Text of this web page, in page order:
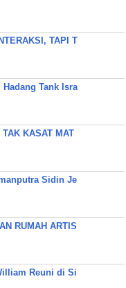
TAPI T
Tank Isra
KASAT MAT
Sidin Je
RUMAH ARTIS
Reuni di Si